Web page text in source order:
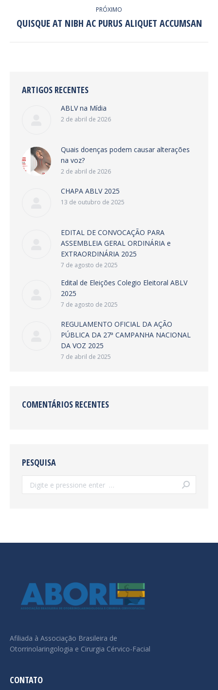
PRÓXIMO
Próximo
QUISQUE AT NIBH AC PURUS ALIQUET ACCUMSAN
ARTIGOS RECENTES
ABLV na Mídia
2 de abril de 2026
Quais doenças podem causar alterações
na voz?
2 de abril de 2026
CHAPA ABLV 2025
13 de outubro de 2025
EDITAL DE CONVOCAÇÃO PARA
ASSEMBLEIA GERAL ORDINÁRIA e
EXTRAORDINÁRIA 2025
7 de agosto de 2025
Edital de Eleições Colegio Eleitoral ABLV
2025
7 de agosto de 2025
REGULAMENTO OFICIAL DA AÇÃO
PÚBLICA DA 27ª CAMPANHA NACIONAL
DA VOZ 2025
7 de abril de 2025
COMENTÁRIOS RECENTES
PESQUISA
Search:
Afiliada à Associação Brasileira de
Otorrinolaringologia e Cirurgia Cérvico-Facial
CONTATO